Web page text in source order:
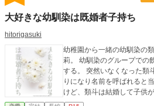
大好きな幼馴染は既婚者子持ち
hitorigasuki
幼稚園から一緒の幼馴染の
莉。 幼馴染のグループでの
する。 突然いなくなった類
りになり名前を呼ばれる
けど、類斗は結婚して子供